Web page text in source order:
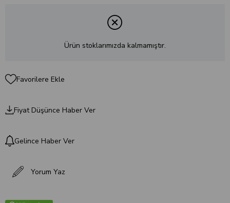
Ürün stoklarımızda kalmamıştır.
Favorilere Ekle
Fiyat Düşünce Haber Ver
Gelince Haber Ver
Yorum Yaz